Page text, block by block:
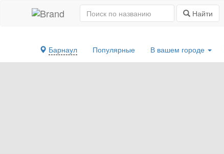
Найти
Барнаул Популярные В вашем городе